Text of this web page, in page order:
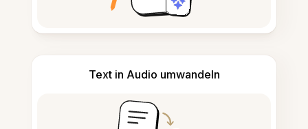
Text in Audio umwandeln